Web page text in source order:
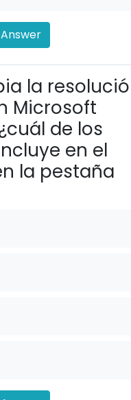
la
Microsoft
de los
en el
la pestaña